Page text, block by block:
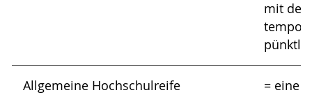
mit
Allgemeine Hochschulreife
= eine